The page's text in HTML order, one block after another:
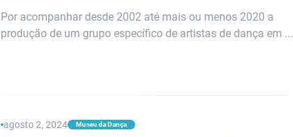
Por acompanhar desde 2002 até mais ou menos 2020 a
produção de um grupo específico de artistas de dança em ...
agosto 2, 2024 Museu da Dança